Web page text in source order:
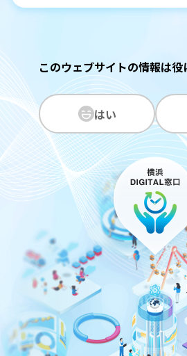
このウェブサイトの情報は役
はい